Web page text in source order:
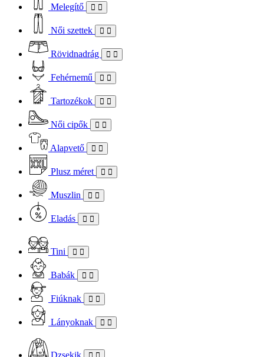
Melegítő
Női szettek
Rövidnadrág
Fehérnemű
Tartozékok
Női cipők
Alapvető
Plusz méret
Muszlin
Eladás
Tini
Babák
Fiúknak
Lányoknak
Dzsekik